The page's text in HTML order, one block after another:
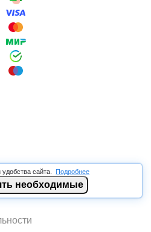
сайта. Подробнее
необходимые
продажа кабеля
ОГРН